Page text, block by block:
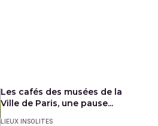
Les cafés des musées de la
Ville de Paris, une pause...
LIEUX INSOLITES